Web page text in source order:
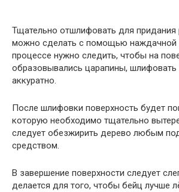
Тщательно отшлифовать для придания
можно сделать с помощью наждачной
процессе нужно следить, чтобы на
образовывались царапины, шлифовать
аккуратно.
После шлифовки поверхность будет
которую необходимо тщательно
следует обезжирить дерево любым
средством.
В завершение поверхности следует
делается для того, чтобы бейц лучше